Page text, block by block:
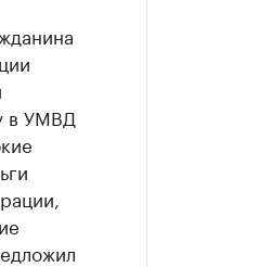
в УМВД